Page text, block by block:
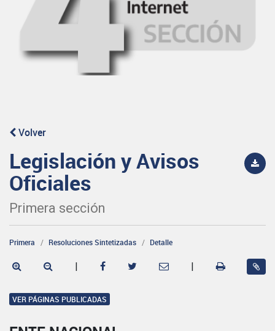
Volver
Legislación y Avisos
Oficiales
Primera sección
Primera Resoluciones Sintetizadas Detalle
| |
VER PÁGINAS PUBLICADAS